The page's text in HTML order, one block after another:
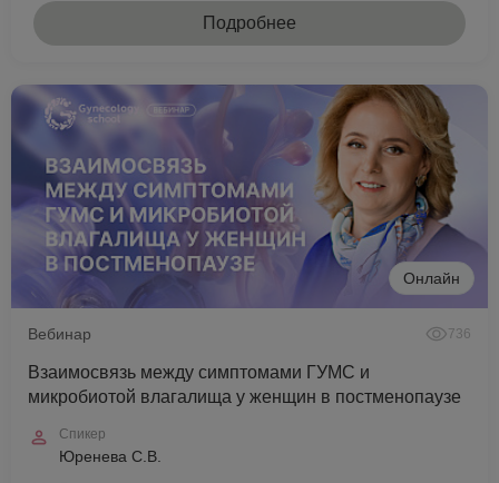
Подробнее
Онлайн
Вебинар 736
Взаимосвязь между симптомами ГУМС и
микробиотой влагалища у женщин в постменопаузе
Спикер
Юренева С.В.